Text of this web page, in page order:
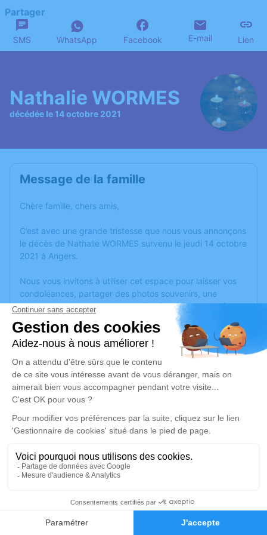
Faire-part Hommages
Partager
SMS WhatsApp Facebook E-mail Lien
Nathalie WORMES
décédée le 14 octobre 2021
Message de la famille
Chère famille, chers amis,
C’est avec une grande tristesse que nous vous annonçons
le décès de Nathalie WORMES survenu le jeudi 14 octobre
2021 à Angers.
Nous vous invitons à utiliser cet espace pour laisser vos
condoléances, partager des photos souvenirs, une
anecdote ou exprimer vos pensées à travers des poèmes
ou des textes. Cet endroit est un lieu d'expression dédié à
honorer la mémoire de Nathalie WORMES.
Un service de plantation d’arbre hommage estdisponible
mercredi 20 octobre 2021 à 10h30
Mementorium de Montreuil-Juigne
2 Avenue des Poiriers